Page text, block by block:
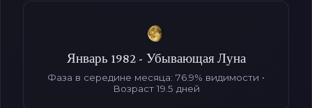
Январь 1982 - Убывающая Луна
Фаза в середине месяца: 76.9% видимости •
Возраст 19.5 дней